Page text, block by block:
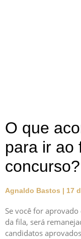
O que
para ir ao
concurso?
Agnaldo Bastos 17
Se você for
da fila, será
candidatos